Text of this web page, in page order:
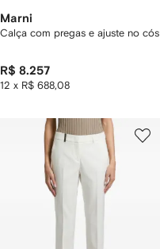
Marni
Calça com pregas e ajuste no cós
R$ 8.257
12 x R$ 688,08